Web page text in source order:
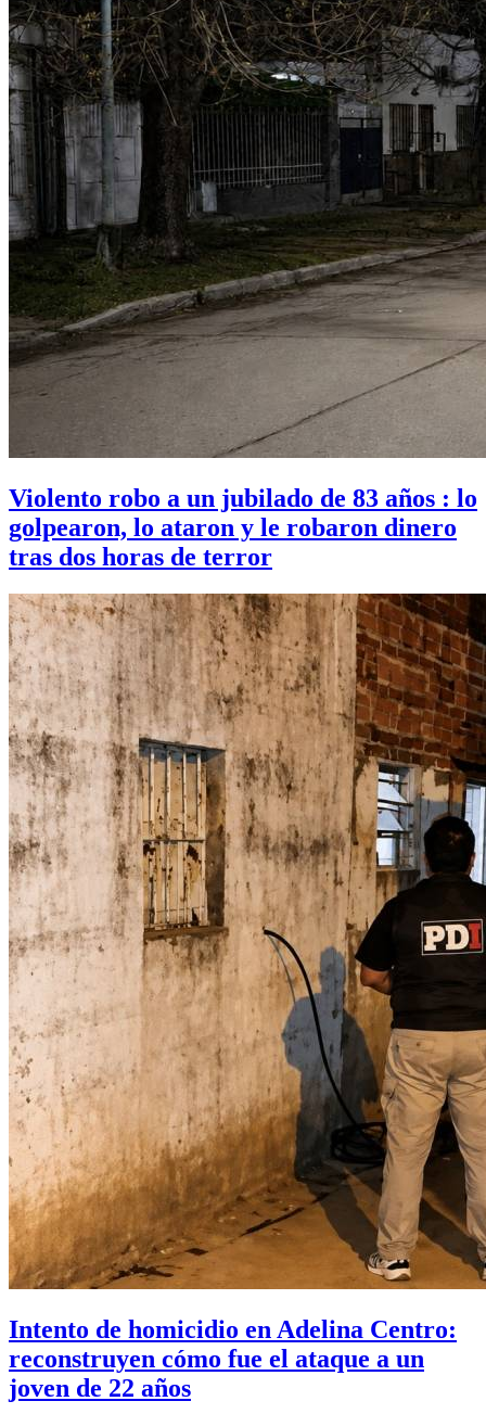
Violento robo a un jubilado de 83 años : lo
golpearon, lo ataron y le robaron dinero
tras dos horas de terror
Intento de homicidio en Adelina Centro:
reconstruyen cómo fue el ataque a un
joven de 22 años